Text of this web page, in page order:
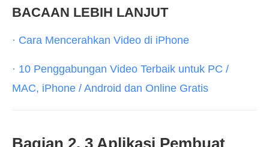
BACAAN LEBIH LANJUT
· Cara Mencerahkan Video di iPhone
· 10 Penggabungan Video Terbaik untuk PC /
MAC, iPhone / Android dan Online Gratis
Bagian 2. 3 Aplikasi Pembuat